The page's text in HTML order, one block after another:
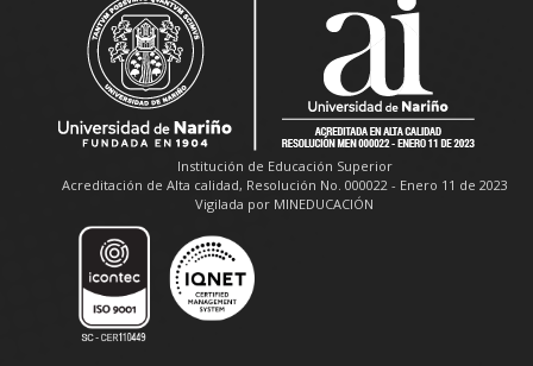
Institución de Educación Superior
Acreditación de Alta calidad, Resolución No. 000022 - Enero 11 de 2023
Vigilada por MINEDUCACIÓN